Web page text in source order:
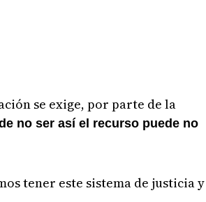
se exige, por parte de la
no ser así el recurso puede no
tener este sistema de justicia y